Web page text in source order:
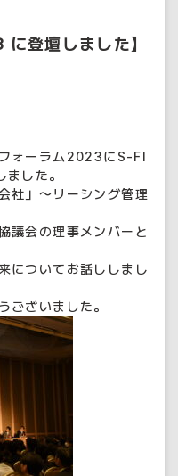
登壇しました】
ォーラム2023にS-FI
した。
社」〜リーシング管理
議会の理事メンバーと
についてお話ししまし
ございました。